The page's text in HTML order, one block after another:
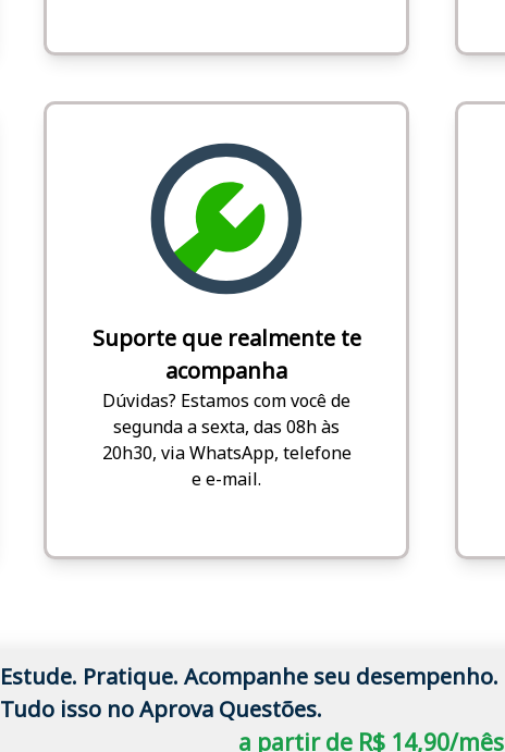
Suporte que realmente te
acompanha
Dúvidas? Estamos com você de
segunda a sexta, das 08h às
20h30, via WhatsApp, telefone
e e-mail.
Estude. Pratique. Acompanhe seu desempenho.
Tudo isso no Aprova Questões.
a partir de R$ 14,90/mês